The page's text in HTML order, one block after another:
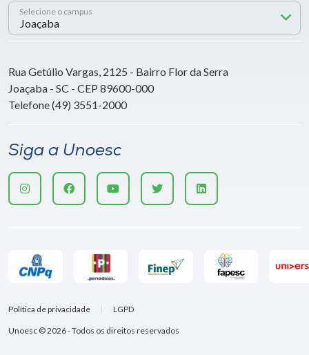
Selecione o campus
Rua Getúlio Vargas, 2125 - Bairro Flor da Serra
Joaçaba - SC - CEP 89600-000
Telefone (49) 3551-2000
Siga a Unoesc
Unoesc © 2026 - Todos os direitos reservados
Política de privacidade LGPD